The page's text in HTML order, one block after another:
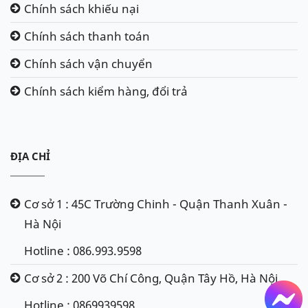
Ắc quy Delkor 60038 - Din100
ẮC QUY VARTA 60044 - DIN100
Chính sách khiếu nại
Chính sách thanh toán
Chính sách vận chuyển
Chính sách kiểm hàng, đổi trả
ĐỊA CHỈ
Cơ sở 1 : 45C Trường Chinh - Quận Thanh Xuân -
Hà Nội
Hotline : 086.993.9598
Cơ sở 2 : 200 Võ Chí Công, Quận Tây Hồ, Hà Nội